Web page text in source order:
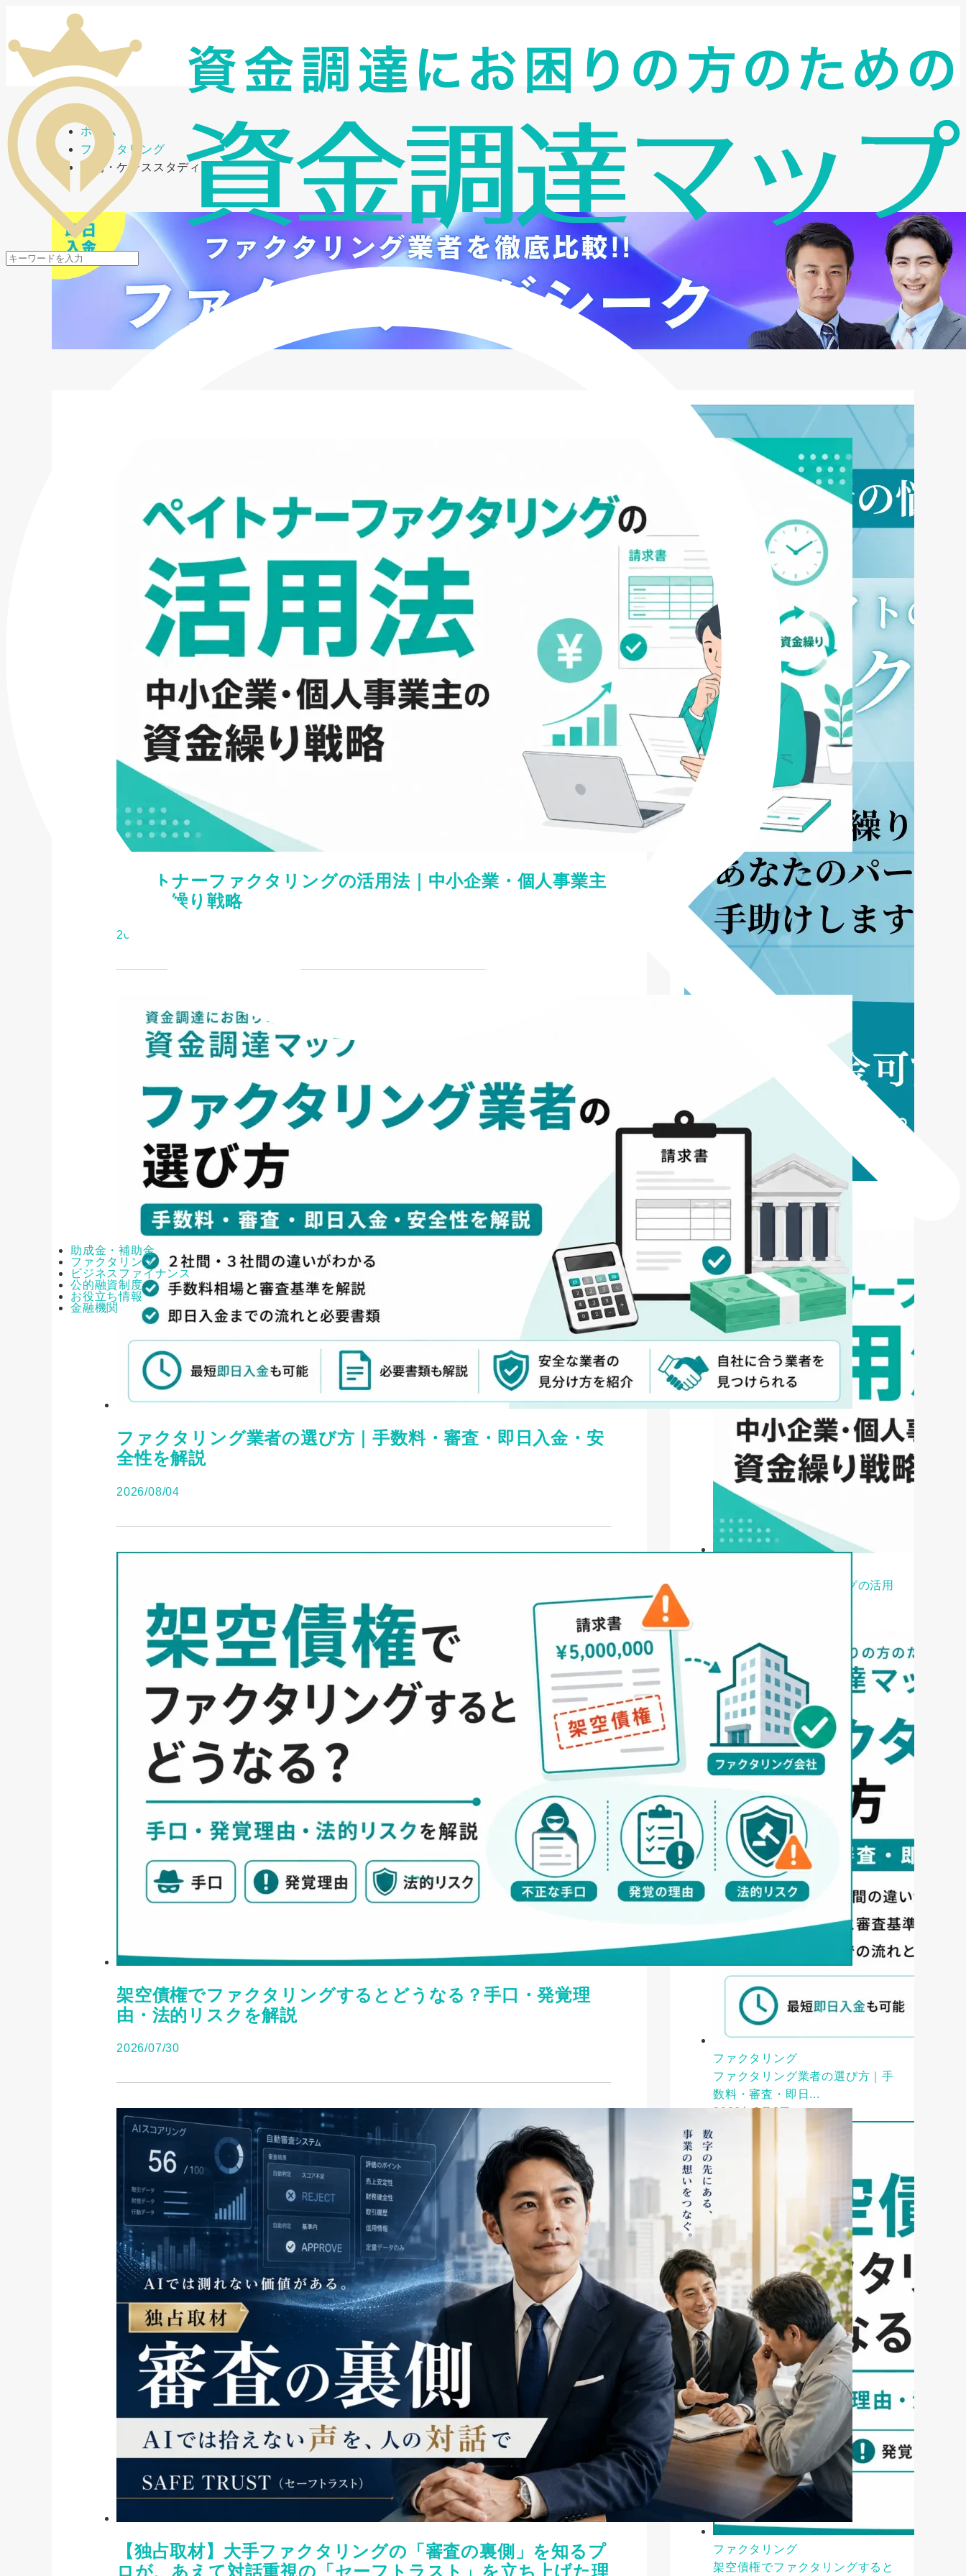
メニューを開閉
助成金・補助金
ファクタリング
ビジネスファイナンス
公的融資制度
お役立ち情報
金融機関
ホーム
ファクタリング
事例・ケーススタディ
ペイトナーファクタリングの活用法｜中小企業・個人事業主
の資金繰り戦略
2026/08/05
ファクタリング業者の選び方｜手数料・審査・即日入金・安
全性を解説
2026/08/04
架空債権でファクタリングするとどうなる？手口・発覚理
由・法的リスクを解説
2026/07/30
【独占取材】大手ファクタリングの「審査の裏側」を知るプ
ロが、あえて対話重視の「セーフトラスト」を立ち上げた理
新着記事 NEW POST
ペイトナーファクタリングの活用
ファクタリング
ファクタリング業者の選び方｜手
数料・審査・即日...
2026年8月3日
ファクタリング
架空債権でファクタリングすると